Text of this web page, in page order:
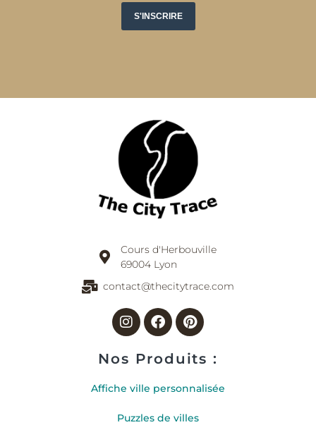
Cours d'Herbouville
69004 Lyon
contact@thecitytrace.com
Instagram
Facebook
Pinterest
Nos Produits :
Affiche ville personnalisée
Puzzles de villes